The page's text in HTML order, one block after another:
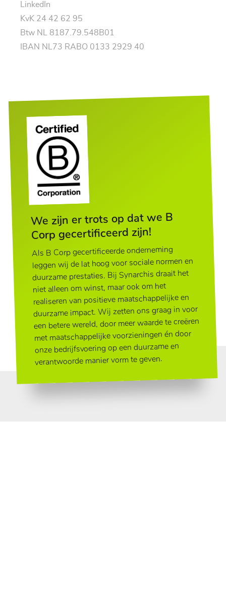
LinkedIn
KvK 24 42 62 95
Btw NL 8187.79.548B01
IBAN NL73 RABO 0133 2929 40
We zijn er trots op dat we B
Corp gecertificeerd zijn!
Als B Corp gecertificeerde onderneming
leggen wij de lat hoog voor sociale normen en
duurzame prestaties. Bij Synarchis draait het
niet alleen om winst, maar ook om het
realiseren van positieve maatschappelijke en
duurzame impact. Wij zetten ons graag in voor
een betere wereld, door meer waarde te creëren
met maatschappelijke voorzieningen én door
onze bedrijfsvoering op een duurzame en
verantwoorde manier vorm te geven.